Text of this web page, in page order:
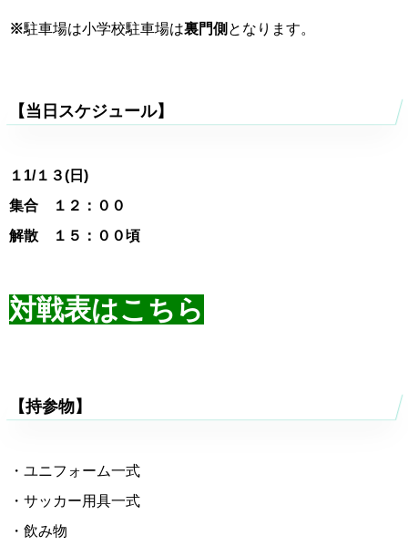
※駐車場は小学校駐車場は裏門側 となります。
【当日スケジュール】
１1/１３(日)
集合 １２：００
解散 １５：００頃
対戦表はこちら
【持参物】
・ユニフォーム一式
・サッカー用具一式
・飲み物